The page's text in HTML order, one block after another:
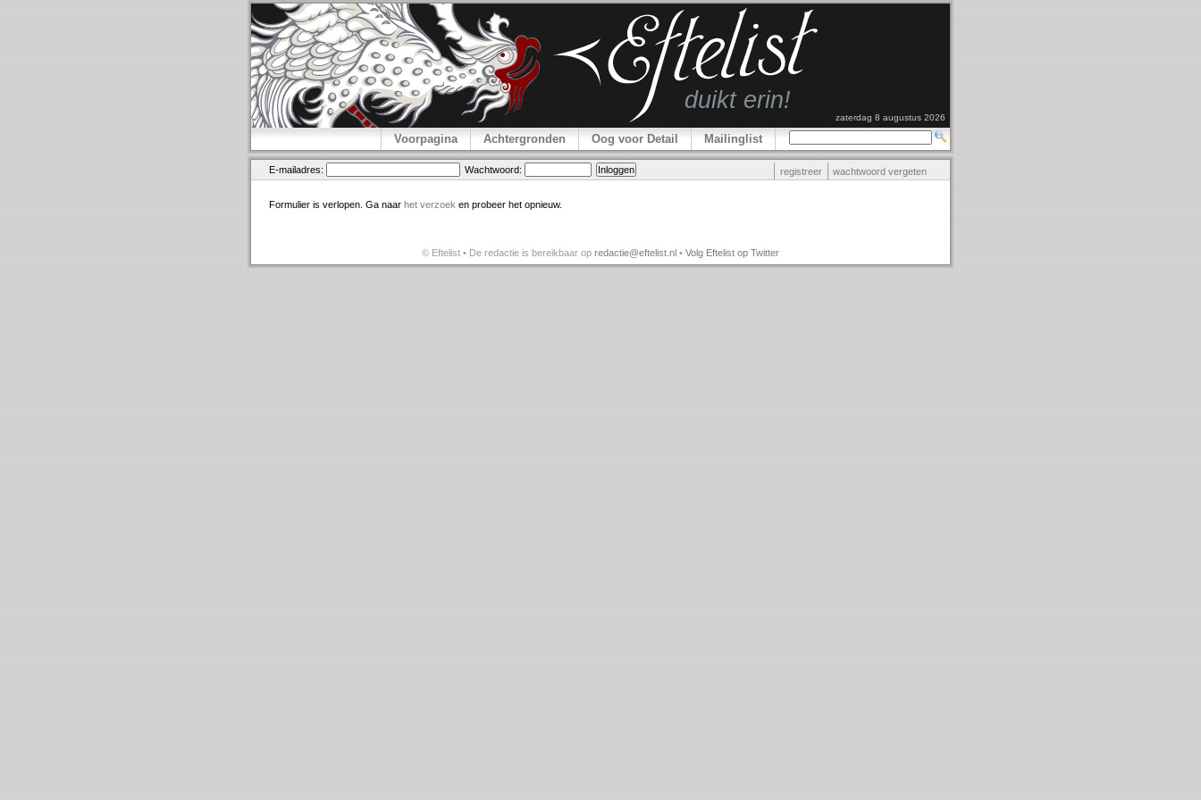
zaterdag 8 augustus 2026
Voorpagina Achtergronden Oog voor Detail Mailinglist
E-mailadres: Wachtwoord: registreer wachtwoord vergeten
Formulier is verlopen. Ga naar het verzoek en probeer het opnieuw.
© Eftelist • De redactie is bereikbaar op redactie@eftelist.nl • Volg Eftelist op Twitter